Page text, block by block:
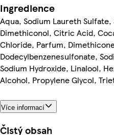
Ingredience
Aqua, Sodium Laureth
Dimethiconol, Citric Acid,
Chloride, Parfum,
Dodecylbenzenesulfonate,
Sodium Hydroxide, Linalool,
Alcohol, Propylene Glycol,
Více informací
Čistý obsah